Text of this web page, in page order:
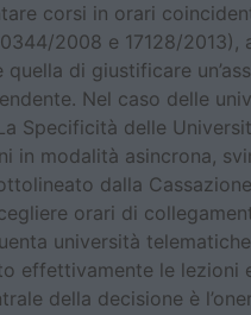
corsi in orari
2008 e 17128/
di giustificare
Nel caso delle
delle
in modalità asincrona,
dalla
orari di
università
effettivamente le
della decisione è